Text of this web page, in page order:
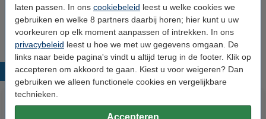
laten passen. In ons cookiebeleid leest u welke cookies we
gebruiken en welke 8 partners daarbij horen; hier kunt u uw
voorkeuren op elk moment aanpassen of intrekken. In ons
privacybeleid leest u hoe we met uw gegevens omgaan. De
links naar beide pagina's vindt u altijd terug in de footer. Klik op
accepteren om akkoord te gaan. Kiest u voor weigeren? Dan
gebruiken we alleen functionele cookies en vergelijkbare
technieken.
Accepteren
Milieulabels en -keurmerken
Deze tapes zijn BPA vrij.
Populaire producten